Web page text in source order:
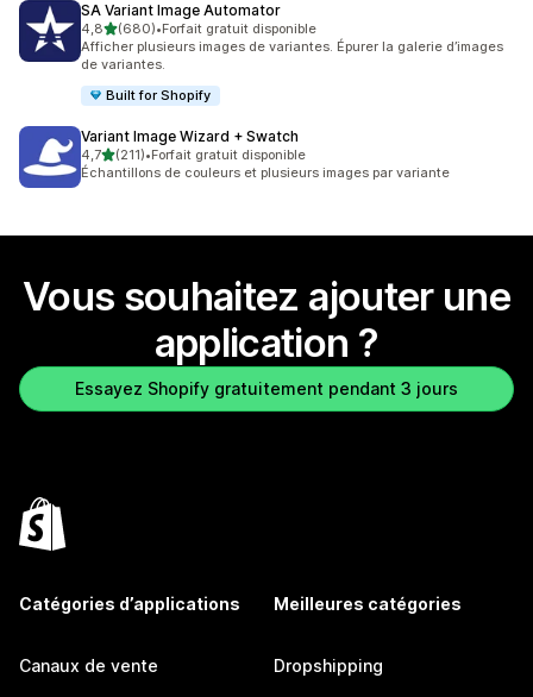
SA Variant Image Automator
4,8étoile(s) sur 5
(680)
680 avis au total
•Forfait gratuit disponible
Afficher plusieurs images de variantes. Épurer la galerie d’images
de variantes.
Built for Shopify
Variant Image Wizard + Swatch
4,7étoile(s) sur 5
(211)
211 avis au total
•Forfait gratuit disponible
Échantillons de couleurs et plusieurs images par variante
Vous souhaitez ajouter une
application ?
Essayez Shopify gratuitement pendant 3 jours
Catégories d’applications
Canaux de vente
Meilleures catégories
Dropshipping